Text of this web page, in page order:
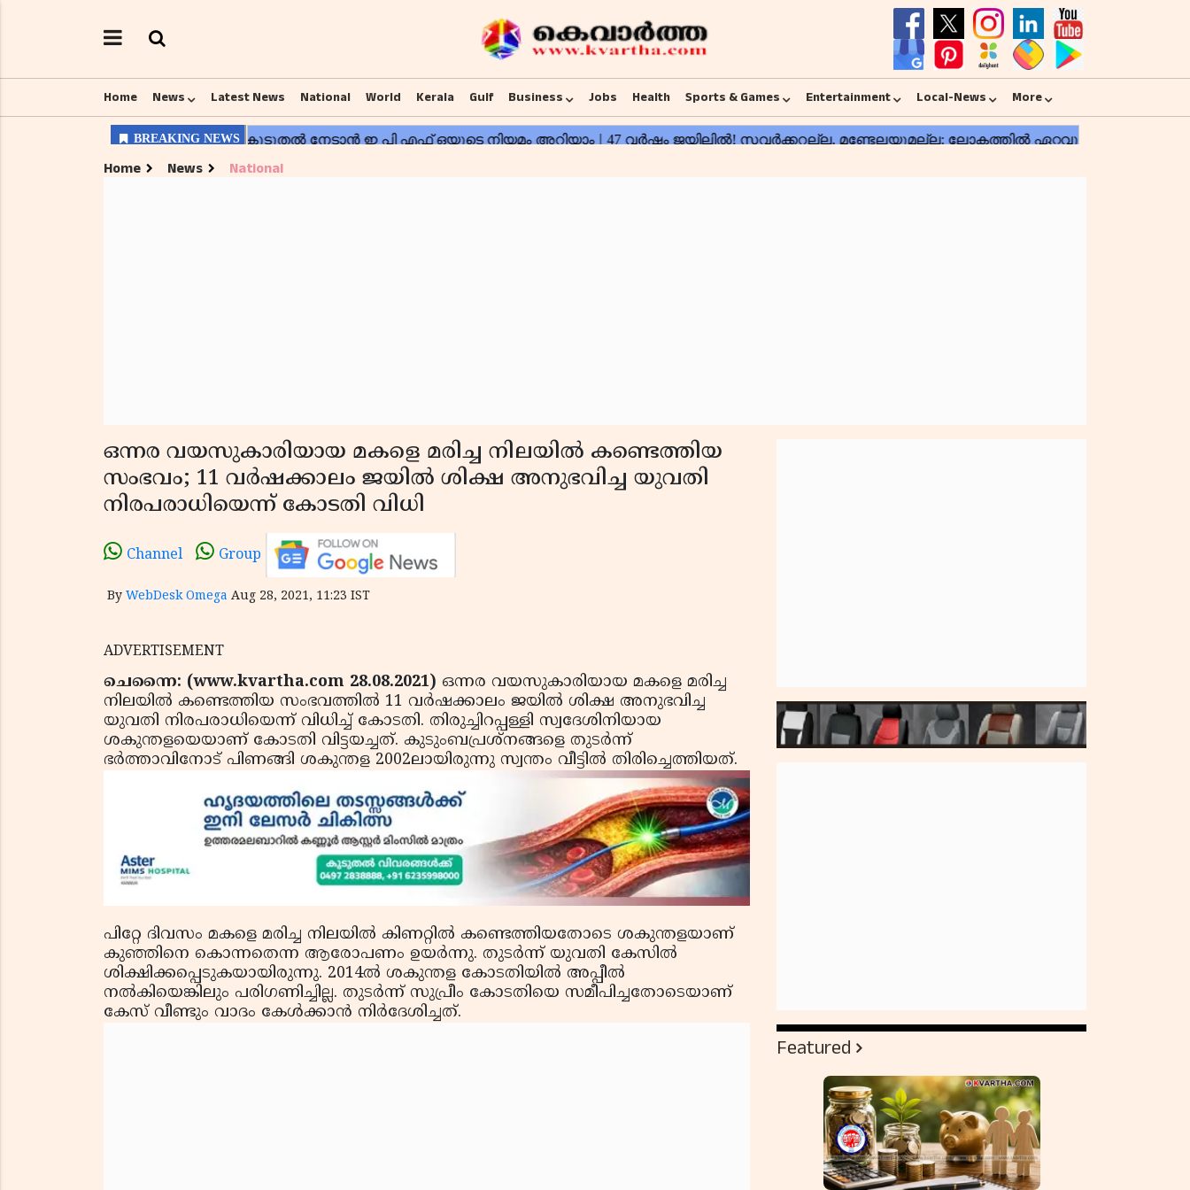
Home News Latest News National World Kerala Gulf Business Jobs Health Sports & Games Entertainment Local-News More
Home News National
ഒന്നര വയസുകാരിയായ മകളെ മരിച്ച നിലയില്‍ കണ്ടെത്തിയ
സംഭവം; 11 വര്‍ഷക്കാലം ജയില്‍ ശിക്ഷ അനുഭവിച്ച യുവതി
നിരപരാധിയെന്ന് കോടതി വിധി
Channel Group
By WebDesk Omega Aug 28, 2021, 11:23 IST
ADVERTISEMENT
ചെന്നൈ: (www.kvartha.com 28.08.2021) ഒന്നര വയസുകാരിയായ മകളെ മരിച്ച
നിലയില്‍ കണ്ടെത്തിയ സംഭവത്തില്‍ 11 വര്‍ഷക്കാലം ജയില്‍ ശിക്ഷ അനുഭവിച്ച
യുവതി നിരപരാധിയെന്ന് വിധിച്ച് കോടതി. തിരുച്ചിറപ്പള്ളി സ്വദേശിനിയായ
ശകുന്തളയെയാണ് കോടതി വിട്ടയച്ചത്. കുടുംബപ്രശ്നങ്ങളെ തുടര്‍ന്ന്
ഭര്‍ത്താവിനോട് പിണങ്ങി ശകുന്തള 2002ലായിരുന്നു സ്വന്തം വീട്ടില്‍ തിരിച്ചെത്തിയത്.
പിറ്റേ ദിവസം മകളെ മരിച്ച നിലയില്‍ കിണറ്റില്‍ കണ്ടെത്തിയതോടെ ശകുന്തളയാണ്
കുഞ്ഞിനെ കൊന്നതെന്ന ആരോപണം ഉയര്‍ന്നു. തുടര്‍ന്ന് യുവതി കേസില്‍
ശിക്ഷിക്കപ്പെടുകയായിരുന്നു. 2014ല്‍ ശകുന്തള കോടതിയില്‍ അപ്പീല്‍
നല്‍കിയെങ്കിലും പരിഗണിച്ചില്ല. തുടര്‍ന്ന് സുപ്രീം കോടതിയെ സമീപിച്ചതോടെയാണ്
കേസ് വീണ്ടും വാദം കേള്‍ക്കാന്‍ നിര്‍ദേശിച്ചത്.
Featured